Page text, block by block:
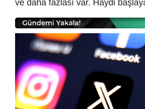
ve daha fazlası var. Haydi